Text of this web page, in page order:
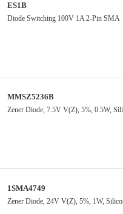
ES1B
Diode Switching 100V 1A 2-Pin SMA
MMSZ5236B
1SMA4749